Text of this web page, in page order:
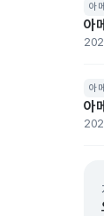
아
아
아
아